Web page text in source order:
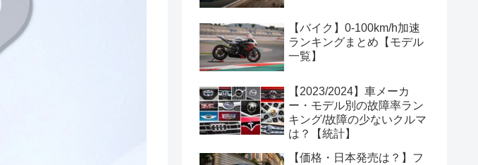
【バイク】0-100km/h加速
ランキングまとめ【モデル
一覧】
【2023/2024】車メーカ
ー・モデル別の故障率ラン
キング/故障の少ないクルマ
は？【統計】
【価格・日本発売は？】フ